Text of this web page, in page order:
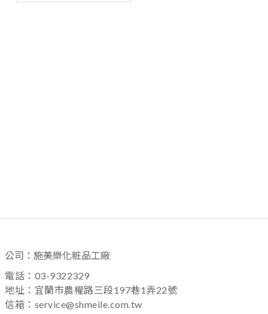
公司：施美樂化粧品工廠
電話：03-9322329
地址：宜蘭市農權路三段197巷1弄22號
信箱：service@shmeile.com.tw